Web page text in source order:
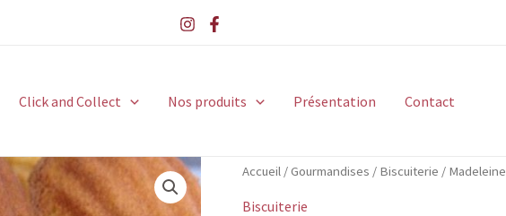
Click and Collect Nos produits Présentation Contact
Accueil/Gourmandises / Biscuiterie / Madeleine
Biscuiterie